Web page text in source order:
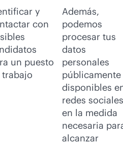
y
con
un puesto
trabajo
Además,
podemos
procesar tus
datos
personales
públicamente
disponibles
redes
en la medida
necesaria
alcanzar